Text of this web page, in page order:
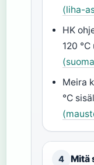
(liha-
HK
120
Meira
°C
4 Mitä